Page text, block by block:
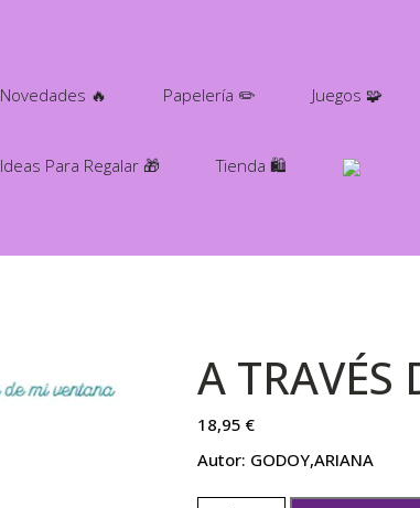
Novedades 🔥 Papelería ✏️ Juegos 🧩
Ideas Para Regalar 🎁 Tienda 🛍️
A TRAVÉS
18,95€
Autor: GODOY,ARIANA